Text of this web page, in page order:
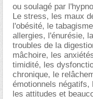
ou soulagé par
Le stress, les maux
l'obésité, le
allergies, l'énurésie,
troubles de la
mâchoire, les
timidité, les
chronique, le
émotionnels
les attitudes et